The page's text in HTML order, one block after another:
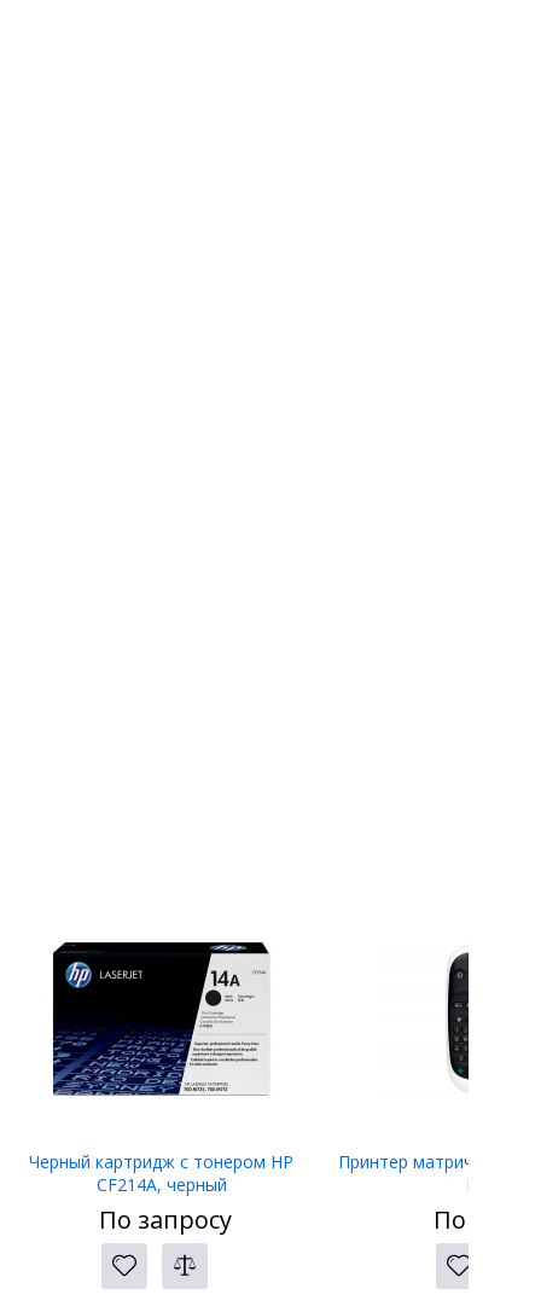
Черный картридж с тонером HP
CF214A, черный
По запросу
Принтер матричный
LW-400
По